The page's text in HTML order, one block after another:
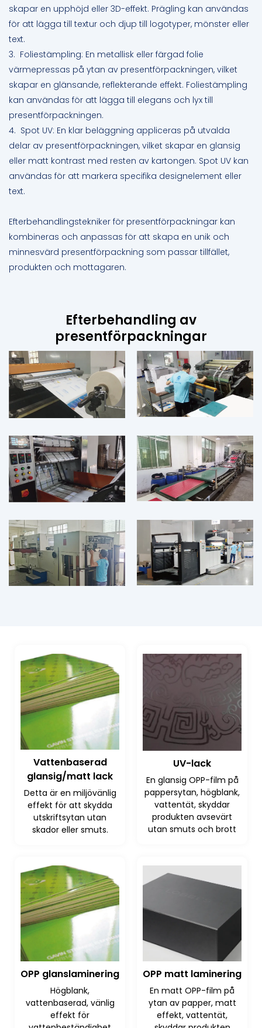
skapar en upphöjd eller 3D-effekt. Prägling kan användas
för att lägga till textur och djup till logotyper, mönster eller
text.
3. Foliestämpling: En metallisk eller färgad folie
värmepressas på ytan av presentförpackningen, vilket
skapar en glänsande, reflekterande effekt. Foliestämpling
kan användas för att lägga till elegans och lyx till
presentförpackningen.
4. Spot UV: En klar beläggning appliceras på utvalda
delar av presentförpackningen, vilket skapar en glansig
eller matt kontrast med resten av kartongen. Spot UV kan
användas för att markera specifika designelement eller
text.
Efterbehandlingstekniker för presentförpackningar kan
kombineras och anpassas för att skapa en unik och
minnesvärd presentförpackning som passar tillfället,
produkten och mottagaren.
Efterbehandling av
presentförpackningar
Vattenbaserad
glansig/matt lack
Detta är en miljövänlig
effekt för att skydda
utskriftsytan utan
skador eller smuts.
UV-lack
En glansig OPP-film på
pappersytan, högblank,
vattentät, skyddar
produkten avsevärt
utan smuts och brott
OPP glanslaminering
Högblank,
vattenbaserad, vänlig
effekt för
OPP matt laminering
En matt OPP-film på
ytan av papper, matt
effekt, vattentät,